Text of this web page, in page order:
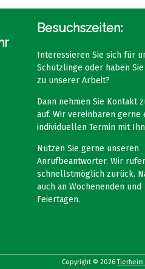
Besuchszeiten:
Interessieren Sie sich für
Schützlinge oder haben
zu unserer Arbeit?
Dann nehmen Sie Kontakt
auf. Wir vereinbaren gerne
individuellen Termin mit
Nutzen Sie gerne unseren
Anrufbeantworter. Wir
schnellstmöglich zurück.
auch an Wochenenden und
Feiertagen.
Copyright © 2026Tierheim